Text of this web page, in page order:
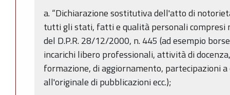
a. “Dichiarazione sostitutiva dell'atto di
tutti gli stati, fatti e qualità personali compresi
del D.P.R. 28/12/2000, n. 445 (ad esempio
incarichi libero professionali, attività di
formazione, di aggiornamento, partecipazioni
all'originale di pubblicazioni ecc.);